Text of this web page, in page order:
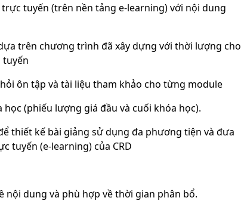
tuyến (trên nền tảng e-learning) với nội dung
trên chương trình đã xây dựng với thời lượng cho
ôn tập và tài liệu tham khảo cho từng module
(phiếu lượng giá đầu và cuối khóa học).
thiết kế bài giảng sử dụng đa phương tiện và đưa
tuyến (e-learning) của CRD
dung và phù hợp về thời gian phân bổ.